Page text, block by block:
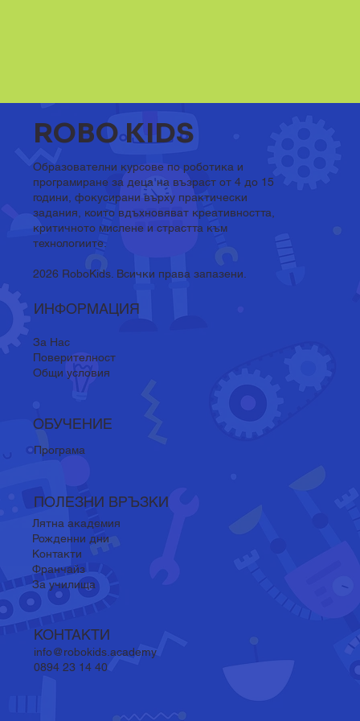
ROBO KIDS
Образователни курсове по роботика и
програмиране за деца на възраст от 4 до 15
години, фокусирани върху практически
задания, които вдъхновяват креативността,
критичното мислене и страстта към
технологиите.
2026 RoboKids. Всички права запазени.
ИНФОРМАЦИЯ
За Нас
Поверителност
Общи условия
ПОЛЕЗНИ ВРЪЗКИ
Лятна академия
Рожденни дни
Контакти
Франчайз
За училища
ОБУЧЕНИЕ
Програма
КОНТАКТИ
info@robokids.academy
0894 23 14 40